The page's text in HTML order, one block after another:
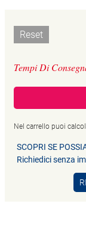
Reset
Tempi Di
Nel carrello puoi
SCOPRI SE
Richiedici senza